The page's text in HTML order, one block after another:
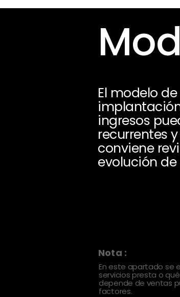
El modelo de
ingresos
recurrentes
conviene
evolución
Nota :
En este apartado se
servicios presta o
depende de ventas
factores.